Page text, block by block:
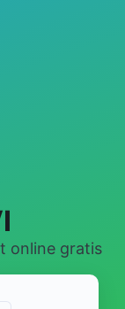
online gratis